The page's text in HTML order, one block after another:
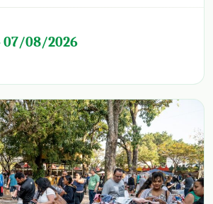
07/08/2026